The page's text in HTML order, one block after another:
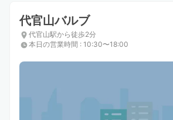
代官山バルブ
代官山駅から徒歩2分
本日の営業時間 : 10:30〜18:00